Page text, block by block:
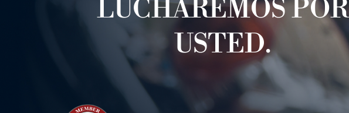
LUCHAREMOS POR
USTED.